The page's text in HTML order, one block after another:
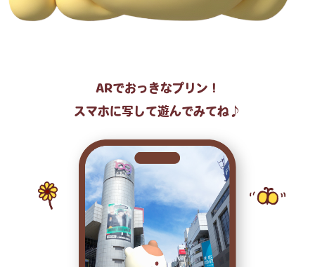
ARでおっきなプリン！
スマホに写して遊んでみてね♪
みんなおともだち